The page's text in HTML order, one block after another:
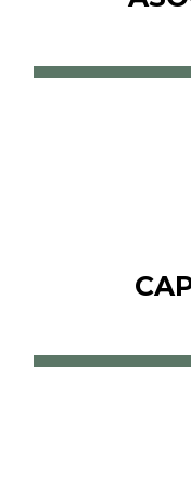
Fortalece
para
Mejora la
paciente.